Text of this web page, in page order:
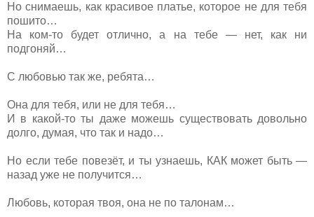
Но снимаешь, как красивое платье, которое не для тебя
пошито…
На ком-то будет отлично, а на тебе — нет, как ни
подгоняй…
С любовью так же, ребята…
Она для тебя, или не для тебя…
И в какой-то ты даже можешь существовать довольно
долго, думая, что так и надо…
Но если тебе повезёт, и ты узнаешь, КАК может быть —
назад уже не получится…
Любовь, которая твоя, она не по талонам…